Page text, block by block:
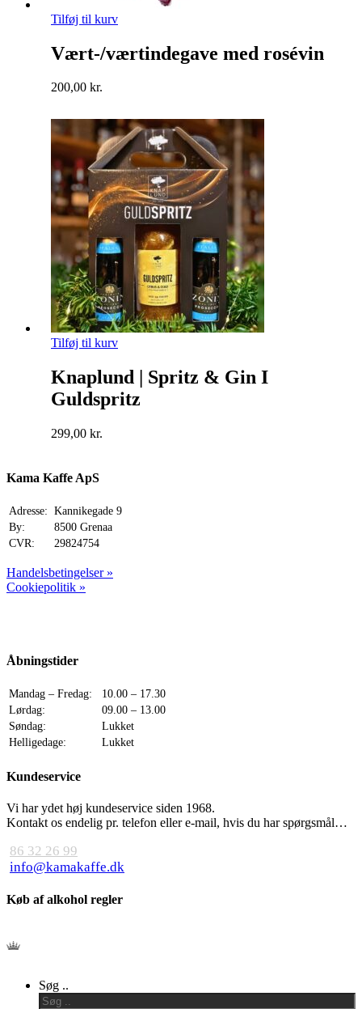
Tilføj til kurv
Vært-/værtindegave med rosévin
200,00 kr.
Tilføj til kurv
Knaplund | Spritz & Gin I
Guldspritz
299,00 kr.
Kama Kaffe ApS
Adresse: Kannikegade 9
By:
8500 Grenaa
CVR:
29824754
Handelsbetingelser »
Cookiepolitik »
Åbningstider
Mandag – Fredag:
10.00 – 17.30
Lørdag:
09.00 – 13.00
Søndag:
Lukket
Helligedage:
Lukket
Kundeservice
Vi har ydet høj kundeservice siden 1968.
Kontakt os endelig pr. telefon eller e-mail, hvis du har spørgsmål…
86 32 26 99
info@kamakaffe.dk
Køb af alkohol regler
Menu
Søg ..